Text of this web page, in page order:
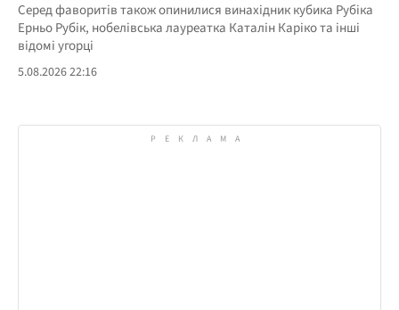
Серед фаворитів також опинилися винахідник кубика Рубіка
Ерньо Рубік, нобелівська лауреатка Каталін Каріко та інші
відомі угорці
5.08.2026 22:16